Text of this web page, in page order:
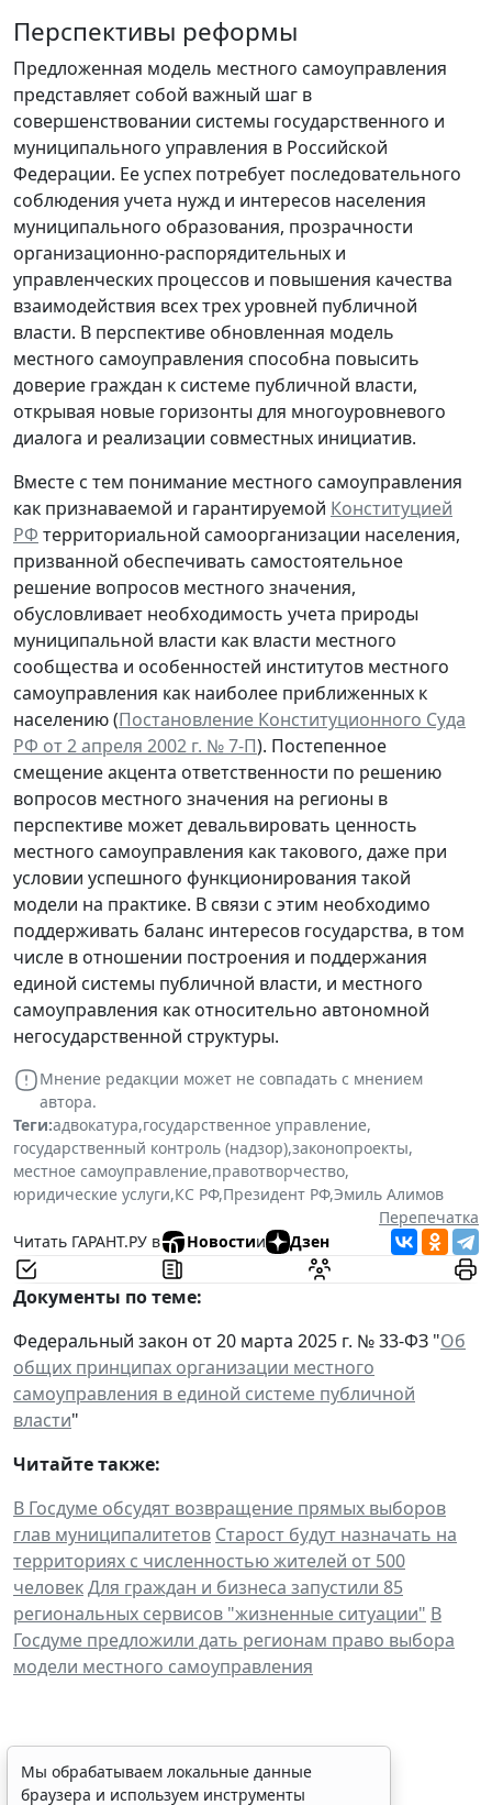
Перспективы реформы
Предложенная модель местного самоуправления
представляет собой важный шаг в
совершенствовании системы государственного и
муниципального управления в Российской
Федерации. Ее успех потребует последовательного
соблюдения учета нужд и интересов населения
муниципального образования, прозрачности
организационно-распорядительных и
управленческих процессов и повышения качества
взаимодействия всех трех уровней публичной
власти. В перспективе обновленная модель
местного самоуправления способна повысить
доверие граждан к системе публичной власти,
открывая новые горизонты для многоуровневого
диалога и реализации совместных инициатив.
Вместе с тем понимание местного самоуправления
как признаваемой и гарантируемой Конституцией
РФ территориальной самоорганизации населения,
призванной обеспечивать самостоятельное
решение вопросов местного значения,
обусловливает необходимость учета природы
муниципальной власти как власти местного
сообщества и особенностей институтов местного
самоуправления как наиболее приближенных к
населению (Постановление Конституционного Суда
РФ от 2 апреля 2002 г. № 7-П). Постепенное
смещение акцента ответственности по решению
вопросов местного значения на регионы в
перспективе может девальвировать ценность
местного самоуправления как такового, даже при
условии успешного функционирования такой
модели на практике. В связи с этим необходимо
поддерживать баланс интересов государства, в том
числе в отношении построения и поддержания
единой системы публичной власти, и местного
самоуправления как относительно автономной
негосударственной структуры.
Мнение редакции может не совпадать с мнением
автора.
Теги:адвокатура,государственное управление,
государственный контроль (надзор),законопроекты,
местное самоуправление,правотворчество,
юридические услуги,КС РФ,Президент РФ,Эмиль Алимов
Перепечатка
Читать ГАРАНТ.РУ в
Новостии Дзен
Документы по теме:
Федеральный закон от 20 марта 2025 г. № 33-ФЗ "Об
общих принципах организации местного
самоуправления в единой системе публичной
власти"
Читайте также:
В Госдуме обсудят возвращение прямых выборов
глав муниципалитетов Старост будут назначать на
территориях с численностью жителей от 500
человекДля граждан и бизнеса запустили 85
региональных сервисов "жизненные ситуации" В
Госдуме предложили дать регионам право выбора
модели местного самоуправления
Мы обрабатываем локальные данные
браузера и используем инструменты